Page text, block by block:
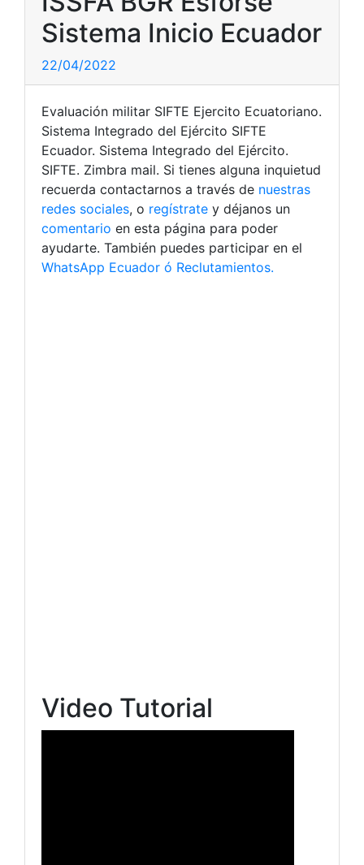
Sistema Inicio Ecuador
22/04/2022
Evaluación militar SIFTE Ejercito Ecuatoriano.
Sistema Integrado del Ejército SIFTE
Ecuador. Sistema Integrado del Ejército.
SIFTE. Zimbra mail. Si tienes alguna inquietud
recuerda contactarnos a través de nuestras
redes sociales, o regístrate y déjanos un
comentario en esta página para poder
ayudarte. También puedes participar en el
WhatsApp Ecuador ó Reclutamientos.
Video Tutorial